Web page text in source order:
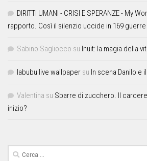
DIRITTI UMANI - CRISI E SPERANZE - My
rapporto. Così il silenzio uccide in 169
Sabino Sagliocco su Inuit: la magia della
labubu live wallpaper su In scena Danilo e
Valentina su Sbarre di zucchero. Il
inizio?